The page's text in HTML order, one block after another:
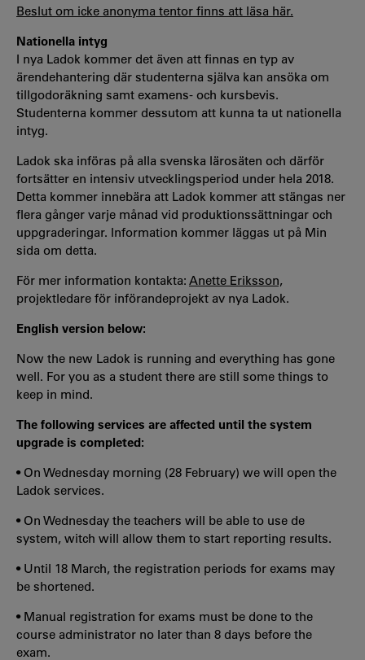
Beslut om icke anonyma tentor finns att läsa här.
Nationella intyg
I nya Ladok kommer det även att finnas en typ av
ärendehantering där studenterna själva kan ansöka om
tillgodoräkning samt examens- och kursbevis.
Studenterna kommer dessutom att kunna ta ut nationella
intyg.
Ladok ska införas på alla svenska lärosäten och därför
fortsätter en intensiv utvecklingsperiod under hela 2018.
Detta kommer innebära att Ladok kommer att stängas ner
flera gånger varje månad vid produktionssättningar och
uppgraderingar. Information kommer läggas ut på Min
sida om detta.
För mer information kontakta: Anette Eriksson,
projektledare för införandeprojekt av nya Ladok.
English version below:
Now the new Ladok is running and everything has gone
well. For you as a student there are still some things to
keep in mind.
The following services are affected until the system
upgrade is completed:
• On Wednesday morning (28 February) we will open the
Ladok services.
• On Wednesday the teachers will be able to use de
system, witch will allow them to start reporting results.
• Until 18 March, the registration periods for exams may
be shortened.
• Manual registration for exams must be done to the
course administrator no later than 8 days before the
exam.